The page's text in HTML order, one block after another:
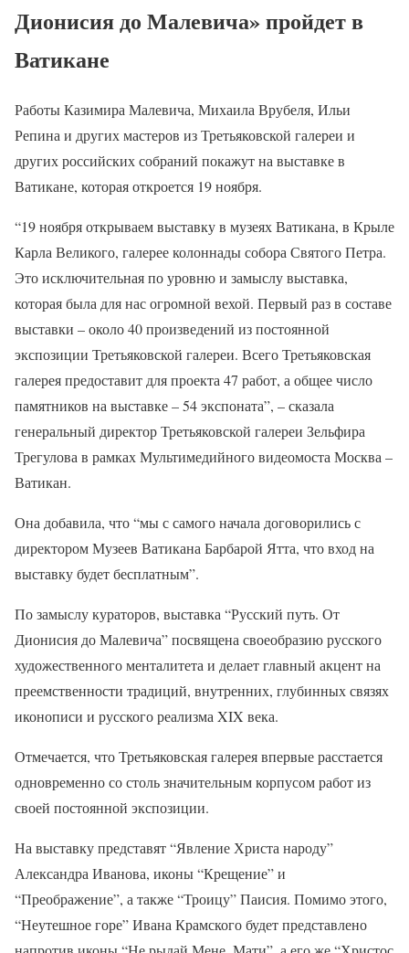
Дионисия до Малевича» пройдет в
Ватикане
Работы Казимира Малевича, Михаила Врубеля, Ильи
Репина и других мастеров из Третьяковской галереи и
других российских собраний покажут на выставке в
Ватикане, которая откроется 19 ноября.
“19 ноября открываем выставку в музеях Ватикана, в Крыле
Карла Великого, галерее колоннады собора Святого Петра.
Это исключительная по уровню и замыслу выставка,
которая была для нас огромной вехой. Первый раз в составе
выставки – около 40 произведений из постоянной
экспозиции Третьяковской галереи. Всего Третьяковская
галерея предоставит для проекта 47 работ, а общее число
памятников на выставке – 54 экспоната”, – сказала
генеральный директор Третьяковской галереи Зельфира
Трегулова в рамках Мультимедийного видеомоста Москва –
Ватикан.
Она добавила, что “мы с самого начала договорились с
директором Музеев Ватикана Барбарой Ятта, что вход на
выставку будет бесплатным”.
По замыслу кураторов, выставка “Русский путь. От
Дионисия до Малевича” посвящена своеобразию русского
художественного менталитета и делает главный акцент на
преемственности традиций, внутренних, глубинных связях
иконописи и русского реализма XIX века.
Отмечается, что Третьяковская галерея впервые расстается
одновременно со столь значительным корпусом работ из
своей постоянной экспозиции.
На выставку представят “Явление Христа народу”
Александра Иванова, иконы “Крещение” и
“Преображение”, а также “Троицу” Паисия. Помимо этого,
“Неутешное горе” Ивана Крамского будет представлено